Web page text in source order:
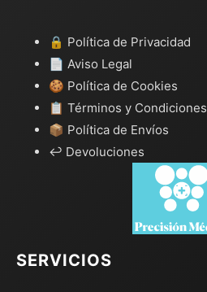
🔒 Política de Privacidad
📄 Aviso Legal
🍪 Política de Cookies
📋 Términos y Condiciones
📦 Política de Envíos
↩️ Devoluciones
SERVICIOS